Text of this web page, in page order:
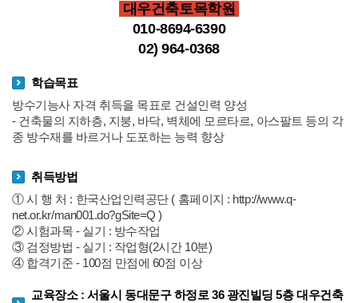
대우건축토목학원
010-8694-6390
02) 964-0368
학습목표
방수기능사 자격 취득을 목표로 건설인력 양성
- 건축물의 지하층, 지붕, 바닥, 벽체에 모르타르, 아스팔트 등의 각
종 방수재를 바르거나 도포하는 능력 향상
취득방법
① 시 행 처 : 한국산업인력공단 ( 홈페이지 : http://www.q-
net.or.kr/man001.do?gSite=Q )
② 시험과목 - 실기 : 방수작업
③ 검정방법 - 실기 : 작업형(2시간 10분)
④ 합격기준 - 100점 만점에 60점 이상
교육장소 : 서울시 동대문구 하정로 36 광진빌딩 5층 대우건축